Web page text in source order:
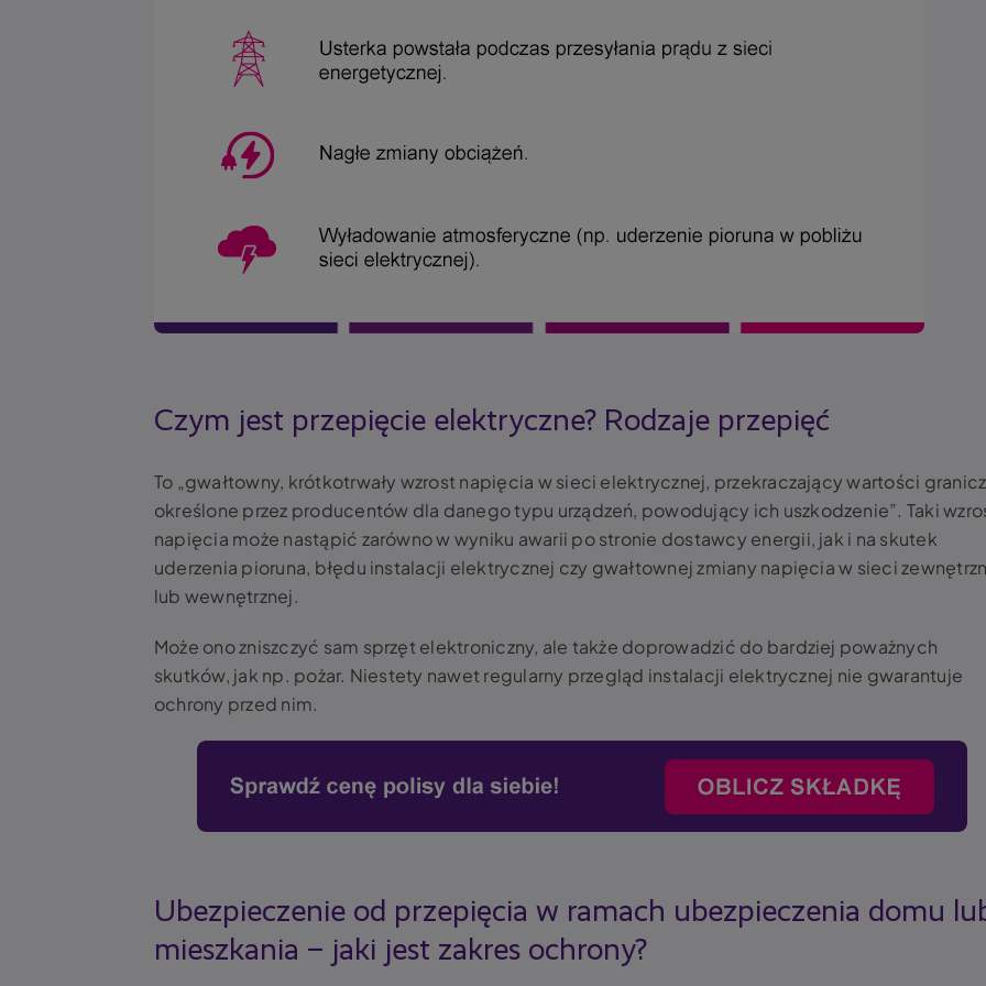
Czym jest przepięcie elektryczne? Rodzaje przepięć
To „gwałtowny, krótkotrwały wzrost napięcia w sieci elektrycznej, przekraczający wartości
określone przez producentów dla danego typu urządzeń, powodujący ich uszkodzenie”. Taki
napięcia może nastąpić zarówno w wyniku awarii po stronie dostawcy energii, jak i na skutek
uderzenia pioruna, błędu instalacji elektrycznej czy gwałtownej zmiany napięcia w sieci
lub wewnętrznej.
Może ono zniszczyć sam sprzęt elektroniczny, ale także doprowadzić do bardziej poważnych
skutków, jak np. pożar. Niestety nawet regularny przegląd instalacji elektrycznej nie gwarantuje
ochrony przed nim.
Ubezpieczenie od przepięcia w ramach ubezpieczenia domu
mieszkania – jaki jest zakres ochrony?